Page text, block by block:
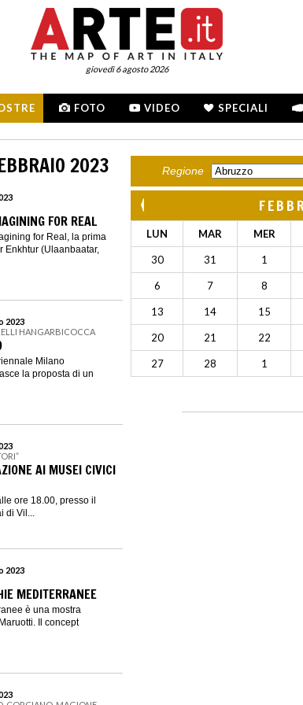
giovedì 6 agosto 2026
FOTO VIDEO SPECIALI
2023
FOR REAL
for Real, la prima
Enkhtur (Ulaanbaatar,
2023
HANGARBICOCCA
Milano
la proposta di un
AI MUSEI CIVICI
ore 18.00, presso il
di Vil...
2023
MEDITERRANEE
è una mostra
Il concept
Regione
LUN MAR MER
30 31 1
6 7 8
13 14 15
20 21 22
27 28 1